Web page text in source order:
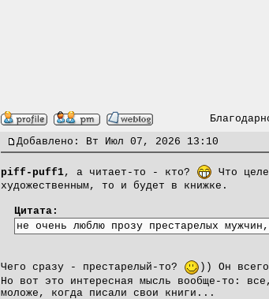
Добавлено: Вт Июл 07, 2026 13:10
piff-puff1, а читает-то - кто?
Что
художественным, то и будет в книжке.
Цитата:
не очень люблю прозу престарелых
Чего сразу - престарелый-то?
)) Он
Но вот это интересная мысль вообще-то:
моложе, когда писали свои книги...